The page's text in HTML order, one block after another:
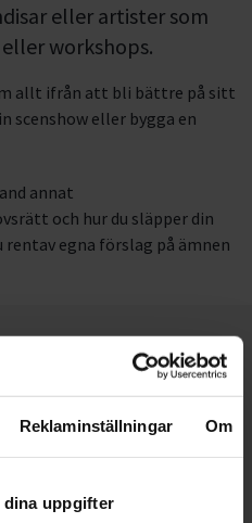
Reklaminställningar Om
uppgifter
eller artister som
workshops.
allt ifrån att bli bättre på sitt
eller bygga en
annat
och hur du släpper din
rentav egna förslag på ämnen